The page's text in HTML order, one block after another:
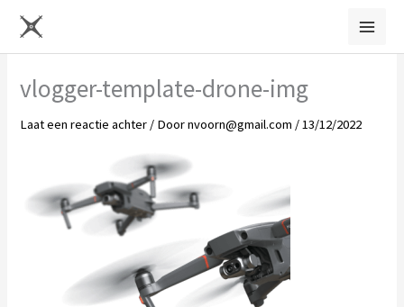
naar
de
inhoudvlogger-template-drone-img
Laat een reactie achter / Doornvoorn@gmail.com / 13/12/2022